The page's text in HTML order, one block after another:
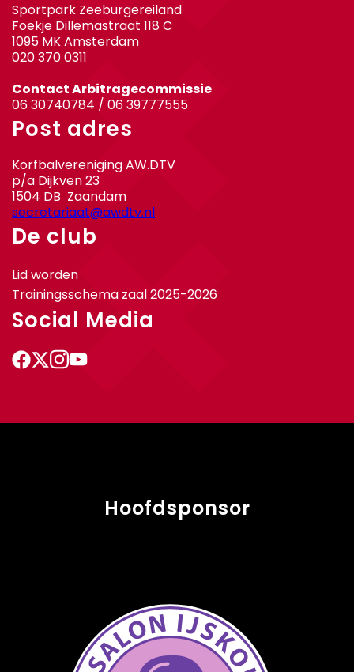
Sportpark Zeeburgereiland
Foekje Dillemastraat 118 C
1095 MK Amsterdam
020 370 0311
Contact Arbitragecommissie
06 30740784 / 06 39777555
Post adres
Korfbalvereniging AW.DTV
p/a Dijkven 23
1504 DB Zaandam
secretariaat@awdtv.nl
De club
Lid worden
Trainingsschema zaal 2025-2026
Social Media
Hoofdsponsor